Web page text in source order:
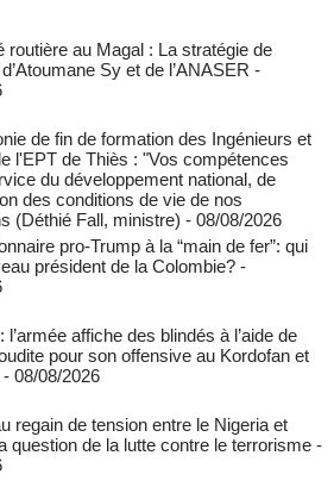
routière au Magal : La stratégie de
Sy et de l’ANASER -
de fin de formation des Ingénieurs et
l'EPT de Thiès : "Vos compétences
du développement national, de
des conditions de vie de nos
(Déthié Fall, ministre) - 08/08/2026
pro-Trump à la “main de fer”: qui
président de la Colombie? -
l’armée affiche des blindés à l’aide de
pour son offensive au Kordofan et
- 08/08/2026
regain de tension entre le Nigeria et
question de la lutte contre le terrorisme -